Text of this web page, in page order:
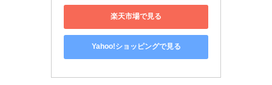
楽天市場で見る
Yahoo!ショッピングで見る